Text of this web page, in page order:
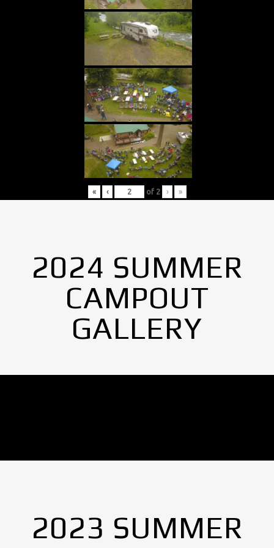
« ‹ of 2 › »
2024 SUMMER
CAMPOUT
GALLERY
2023 SUMMER